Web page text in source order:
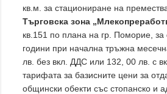
кв.м. за стациониране на
Търговска зона
кв.151 по плана на гр. Поморие, за
години при начална тръжна
лв. без вкл. ДДС или 132, 00 лв. с
тарифата за базисните цени за
общински обекти със стопанско и